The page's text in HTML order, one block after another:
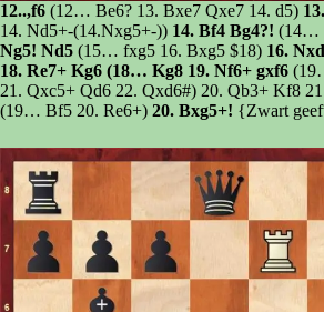
12..,f6 (12… Be6? 13. Bxe7 Qxe7 14. d5)
14. Nd5+-(14.Nxg5+-)) 14. Bf4 Bg4?! (14…
Ng5! Nd5 (15… fxg5 16. Bxg5 $18) 16.
18. Re7+ Kg6 (18… Kg8 19. Nf6+ gxf6
21. Qxc5+ Qd6 22. Qxd6#) 20. Qb3+ Kf8
(19… Bf5 20. Re6+) 20. Bxg5+! {Zwart